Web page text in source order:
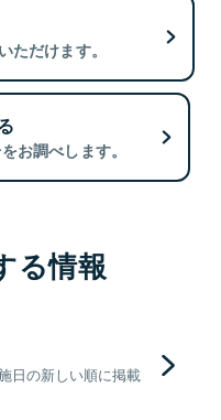
ただけます。
お調べします。
る情報
日の新しい順に掲載